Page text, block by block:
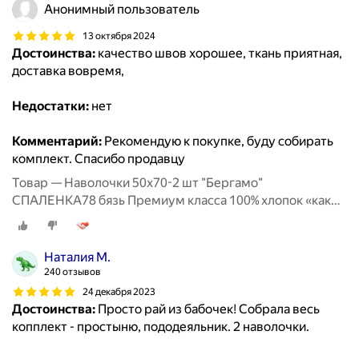
Анонимный пользователь
13 октября 2024
Достоинства: качество швов хорошее, ткань приятная,
доставка вовремя,
Недостатки: нет
Комментарий: Рекомендую к покупке, буду собирать
комплект. Спасибо продавцу
Товар — Наволочки 50х70-2 шт "Бергамо"
СПАЛЕНКА78 бязь Премиум класса 100% хлопок «как
раньше»
Наталия М.
240 отзывов
24 декабря 2023
Достоинства: Просто рай из бабочек! Собрала весь
копплект - простыню, пододеяльник. 2 наволочки.